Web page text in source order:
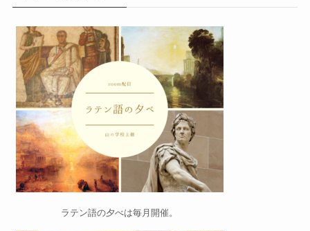
ラテン語の夕べは毎月開催。